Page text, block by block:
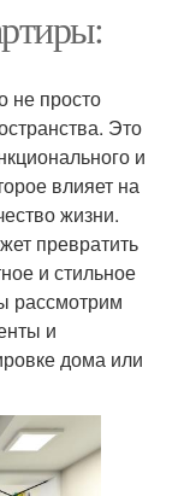
не просто
Это
и
влияет на
жизни.
превратить
и стильное
рассмотрим
и
дома или